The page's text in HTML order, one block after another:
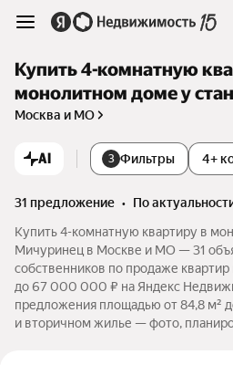
Купить 4-комнатную
монолитном доме у
Москва и МО
AI 3 Фильтры 4+
31 предложение •
по
Купить 4-комнатную квартиру в
Мичуринец в Москве и МО — 31
собственников по продаже
до 67 000 000 ₽ на Яндекс
предложения площадью от 84,8 м²
и вторичном жилье — фото,